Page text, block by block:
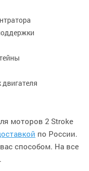
моторов 2 Stroke
по России.
способом. На все
.